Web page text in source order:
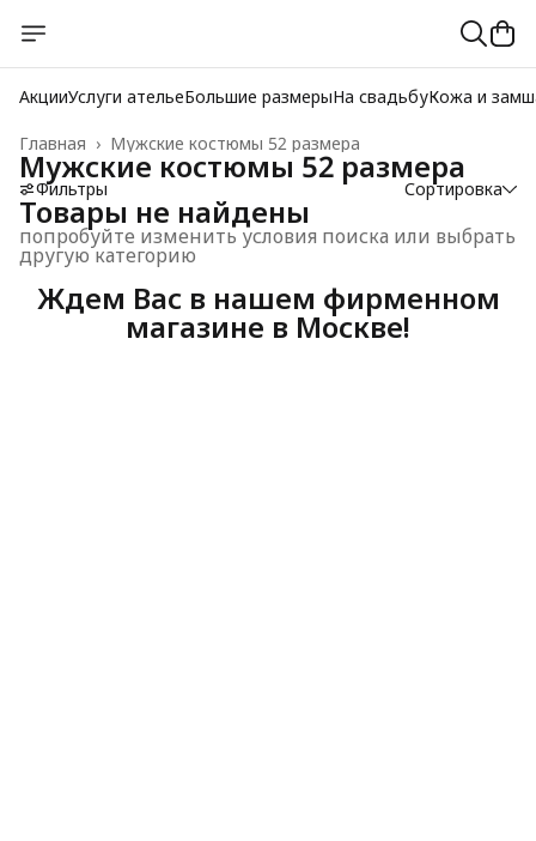
АкцииУслуги ательеБольшие размерыНа свадьбуКожа и
Мужские костюмы 52 размера
Главная ›
Мужские костюмы 52 размера
Фильтры Сортировка
Товары не найдены
попробуйте изменить условия поиска или выбрать
другую категорию
Ждем Вас в нашем фирменном
магазине в Москве!